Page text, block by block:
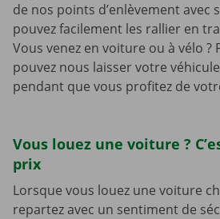
de nos points d’enlèvement avec
pouvez facilement les rallier en
Vous venez en voiture ou à vélo ?
pouvez nous laisser votre
pendant que vous profitez de
Vous louez une voiture ?
prix
Lorsque vous louez une voiture
repartez avec un sentiment de